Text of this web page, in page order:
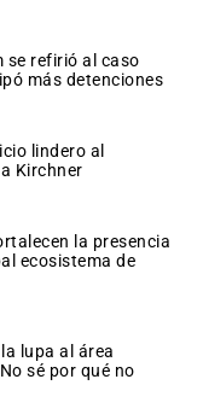
se refirió al caso
más detenciones
lindero al
Kirchner
la presencia
ecosistema de
lupa al área
sé por qué no